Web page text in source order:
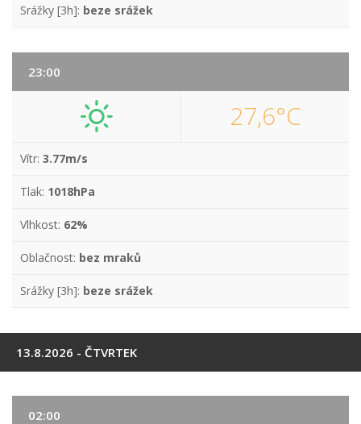
Srážky [3h]: beze srážek
23:00
27,6°C
Vítr: 3.77m/s
Tlak: 1018hPa
Vlhkost: 62%
Oblačnost: bez mraků
Srážky [3h]: beze srážek
13.8.2026 - ČTVRTEK
02:00